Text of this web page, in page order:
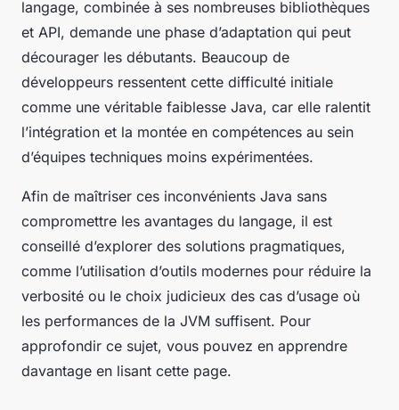
langage, combinée à ses nombreuses bibliothèques
et API, demande une phase d’adaptation qui peut
décourager les débutants. Beaucoup de
développeurs ressentent cette difficulté initiale
comme une véritable faiblesse Java, car elle ralentit
l’intégration et la montée en compétences au sein
d’équipes techniques moins expérimentées.
Afin de maîtriser ces inconvénients Java sans
compromettre les avantages du langage, il est
conseillé d’explorer des solutions pragmatiques,
comme l’utilisation d’outils modernes pour réduire la
verbosité ou le choix judicieux des cas d’usage où
les performances de la JVM suffisent. Pour
approfondir ce sujet, vous pouvez en apprendre
davantage en lisant cette page.